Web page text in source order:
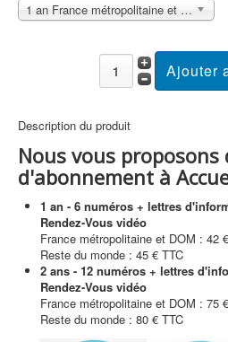
1 an France métropolitaine et DOM Sans surcoût
Description du produit
Nous vous
d'abonnement à
1 an - 6 numéros + lettres
Rendez-Vous vidéo
France métropolitaine et DOM : 42
Reste du monde : 45 € TTC
2 ans - 12 numéros + lettres
Rendez-Vous vidéo
France métropolitaine et DOM : 75
Reste du monde : 80 € TTC